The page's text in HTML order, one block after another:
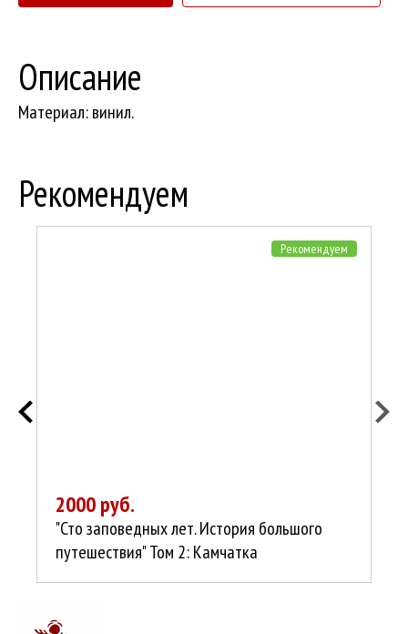
Описание
Материал: винил.
Рекомендуем
Рекомендуем
2000 руб.
"Сто заповедных лет. История большого
путешествия" Том 2: Камчатка